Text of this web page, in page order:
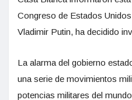
Congreso de Estados
Vladimir Putin, ha decidido
La alarma del gobierno
una serie de movimientos
potencias militares del